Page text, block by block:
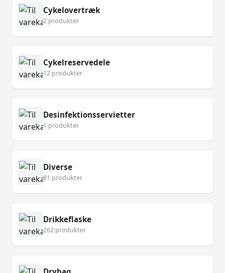
Cykelovertræk
2 produkter
Cykelreservedele
12 produkter
Desinfektionsservietter
1 produkter
Diverse
81 produkter
Drikkeflaske
262 produkter